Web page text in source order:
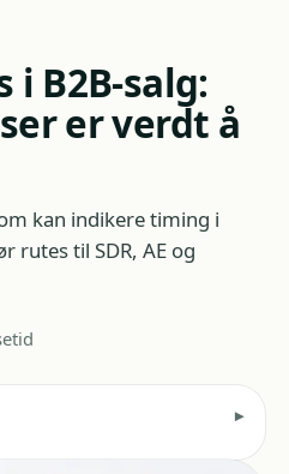
i B2B-salg:
er verdt å
kan indikere timing i
rutes til SDR, AE og